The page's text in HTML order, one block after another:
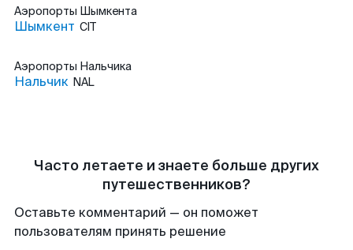
Аэропорты Шымкента
Шымкент CIT
Аэропорты Нальчика
Нальчик NAL
Часто летаете и знаете больше других
путешественников?
Оставьте комментарий — он поможет
пользователям принять решение